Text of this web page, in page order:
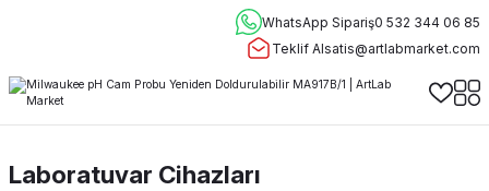
WhatsApp Sipariş0 532 344 06 85
Teklif Alsatis@artlabmarket.com
Laboratuvar Cihazları